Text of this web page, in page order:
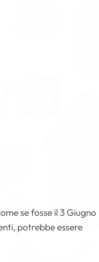
se fosse il 3 Giugno
potrebbe essere